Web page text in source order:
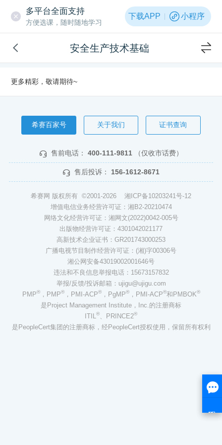
多平台全面支持
方便选课，随时随地学习
下载APP 小程序
安全生产技术基础
更多精彩，敬请期待~
希赛百家号 关于我们 证书查询
售前电话： 400-111-9811 （仅收市话费）
售后投诉： 156-1612-8671
希赛网 版权所有 ©2001-2026 湘ICP备10203241号-12
增值电信业务经营许可证：湘B2-20210474
网络文化经营许可证：湘网文(2022)0042-005号
出版物经营许可证：4301042021177
高新技术企业证书：GR201743000253
广播电视节目制作经营许可证：(湘)字00306号
湘公网安备43019002001646号
违法和不良信息举报电话：15673157832
举报/反馈/投诉邮箱：ujigu@ujigu.com
PMP®，PMP®，PMI-ACP®，PgMP®，PMI-ACP®和PMBOK®
是Project Management Institute，Inc.的注册商标
ITIL®、PRINCE2®
是PeopleCert集团的注册商标，经PeopleCert授权使用，保留所有权利